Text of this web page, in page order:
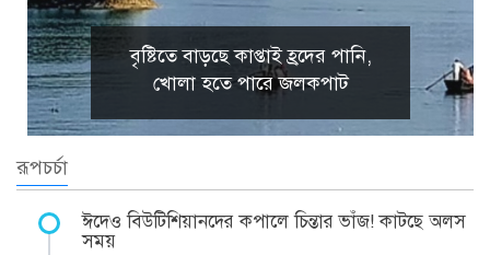
বৃষ্টিতে বাড়ছে কাপ্তাই হ্রদের পানি,
খোলা হতে পারে জলকপাট
রূপচর্চা
ঈদেও বিউটিশিয়ানদের কপালে চিন্তার ভাঁজ! কাটছে অলস
সময়